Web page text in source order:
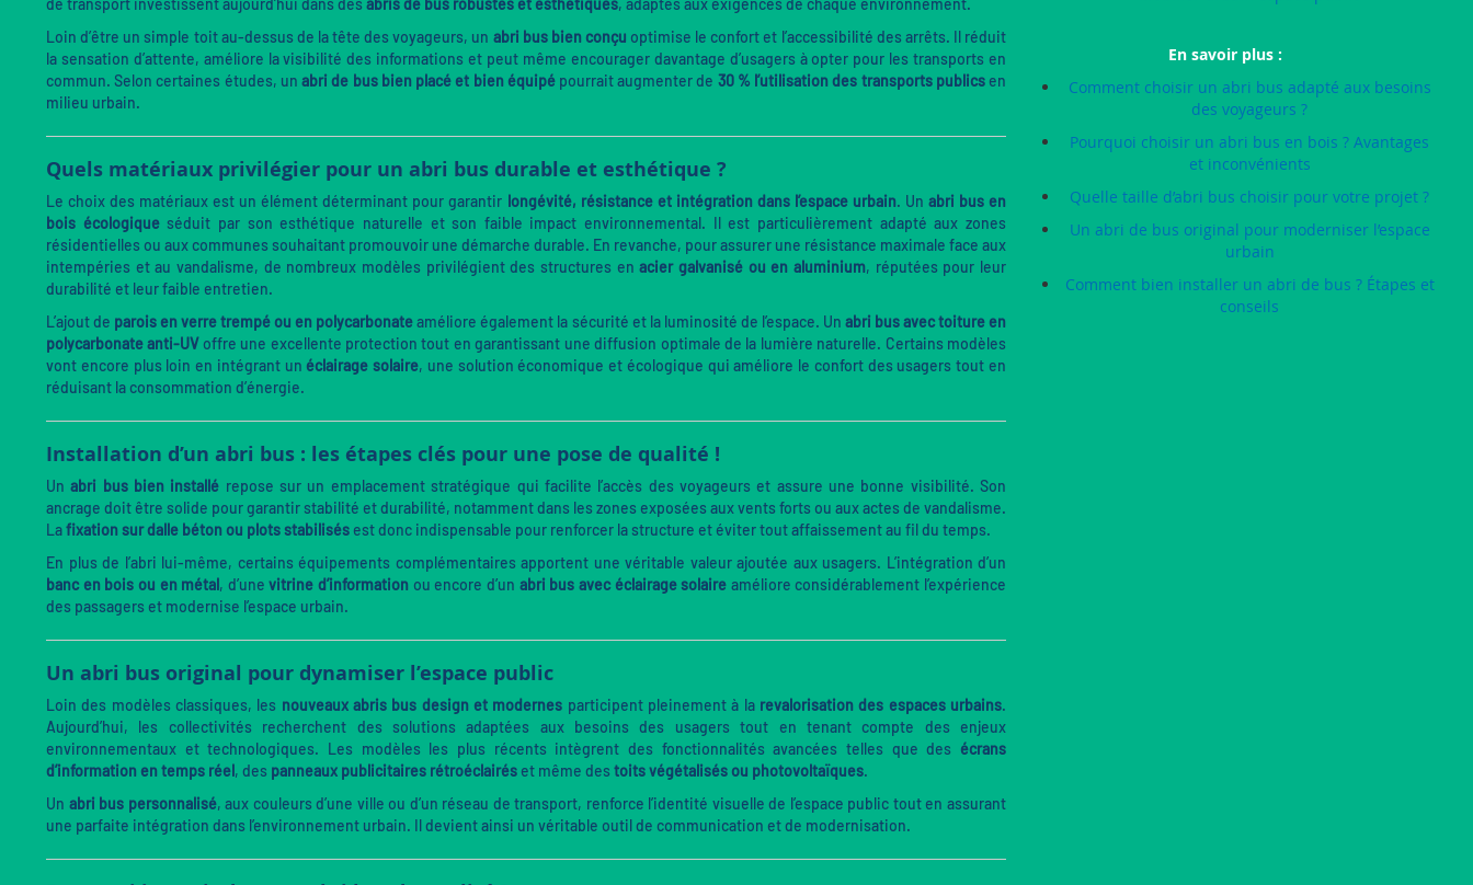
de transport investissent aujourd’hui dans desabris de bus robustes et esthétiques, adaptés aux exigences de chaque environnement.
Loin d’être un simple toit au-dessus de la tête des voyageurs, un abri bus bien conçu optimise le confort et l’accessibilité des arrêts. Il réduit
la sensation d’attente, améliore la visibilité des informations et peut même encourager davantage d’usagers à opter pour les transports en
commun. Selon certaines études, unabri de bus bien placé et bien équipépourrait augmenter de 30 % l’utilisation des transports publicsen
milieu urbain.
Quels matériaux privilégier pour un abri bus durable et esthétique ?
Le choix des matériaux est un élément déterminant pour garantir longévité, résistance et intégration dans l’espace urbain. Un abri bus en
bois écologiqueséduit par son esthétique naturelle et son faible impact environnemental. Il est particulièrement adapté aux zones
résidentielles ou aux communes souhaitant promouvoir une démarche durable. En revanche, pour assurer une résistance maximale face aux
intempéries et au vandalisme, de nombreux modèles privilégient des structures enacier galvanisé ou en aluminium, réputées pour leur
durabilité et leur faible entretien.
L’ajout de parois en verre trempé ou en polycarbonateaméliore également la sécurité et la luminosité de l’espace. Un abri bus avec toiture en
polycarbonate anti-UVoffre une excellente protection tout en garantissant une diffusion optimale de la lumière naturelle. Certains modèles
vont encore plus loin en intégrant unéclairage solaire, une solution économique et écologique qui améliore le confort des usagers tout en
réduisant la consommation d’énergie.
Installation d’un abri bus : les étapes clés pour une pose de qualité !
Unabri bus bien installé repose sur un emplacement stratégique qui facilite l’accès des voyageurs et assure une bonne visibilité. Son
ancrage doit être solide pour garantir stabilité et durabilité, notamment dans les zones exposées aux vents forts ou aux actes de vandalisme.
Lafixation sur dalle béton ou plots stabilisésest donc indispensable pour renforcer la structure et éviter tout affaissement au fil du temps.
En plus de l’abri lui-même, certains équipements complémentaires apportent une véritable valeur ajoutée aux usagers. L’intégration d’un
banc en bois ou en métal, d’unevitrine d’information ou encore d’un abri bus avec éclairage solaire améliore considérablement l’expérience
des passagers et modernise l’espace urbain.
Un abri bus original pour dynamiser l’espace public
Loin des modèles classiques, les nouveaux abris bus design et modernes participent pleinement à la revalorisation des espaces urbains.
Aujourd’hui, les collectivités recherchent des solutions adaptées aux besoins des usagers tout en tenant compte des enjeux
environnementaux et technologiques. Les modèles les plus récents intègrent des fonctionnalités avancées telles que des écrans
d’information en temps réel, des panneaux publicitaires rétroéclairéset même destoits végétalisés ou photovoltaïques.
Un abri bus personnalisé, aux couleurs d’une ville ou d’un réseau de transport, renforce l’identité visuelle de l’espace public tout en assurant
une parfaite intégration dans l’environnement urbain. Il devient ainsi un véritable outil de communication et de modernisation.
En savoir plus :
Comment choisir un abri bus adapté aux besoins
des voyageurs ?
Pourquoi choisir un abri bus en bois ? Avantages
et inconvénients
Quelle taille d’abri bus choisir pour votre projet ?
Un abri de bus original pour moderniser l’espace
urbain
Comment bien installer un abri de bus ? Étapes et
conseils